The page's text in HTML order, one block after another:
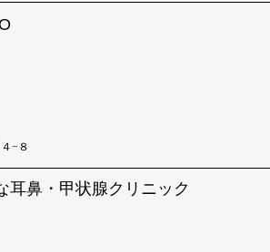
−８
耳鼻・甲状腺クリニック